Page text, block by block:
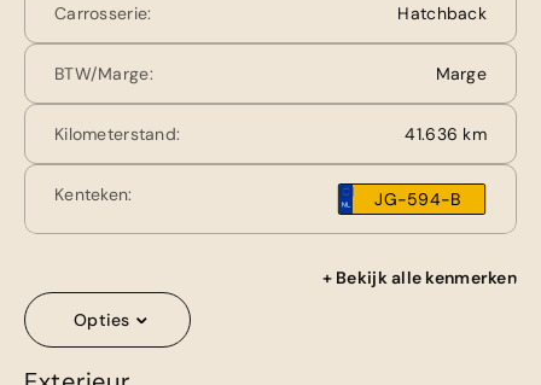
Carrosserie: Hatchback
BTW/Marge: Marge
Kilometerstand: 41.636 km
Kenteken: JG-594-B
+ Bekijk alle kenmerken
Opties